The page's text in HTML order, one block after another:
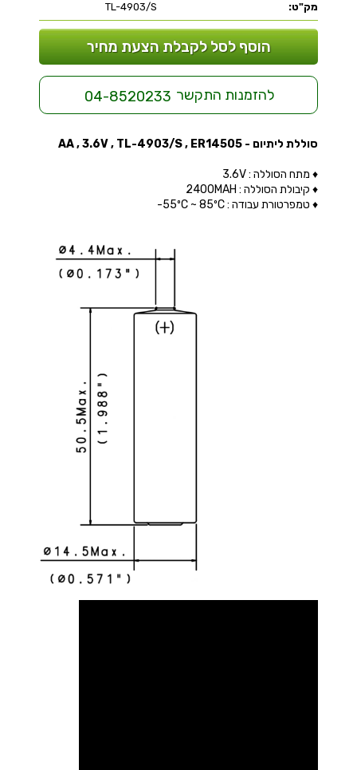
מק"ט: TL-4903/S
הוסף לסל לקבלת הצעת מחיר
להזמנות התקשר 04-8520233
סוללת ליתיום - AA , 3.6V , TL-4903/S , ER14505
♦ מתח הסוללה : 3.6V
♦ קיבולת הסוללה : 2400MAH
♦ טמפרטורת עבודה : 55ºC ~ 85ºC-